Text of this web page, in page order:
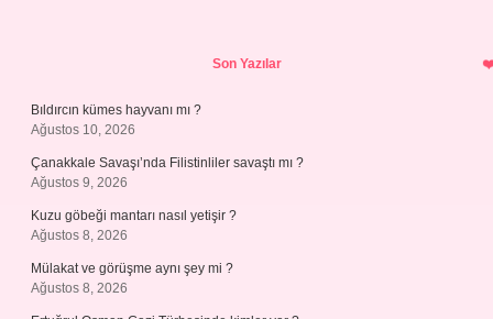
Son Yazılar
Bıldırcın kümes hayvanı mı ?
Ağustos 10, 2026
Çanakkale Savaşı’nda Filistinliler savaştı mı ?
Ağustos 9, 2026
Kuzu göbeği mantarı nasıl yetişir ?
Ağustos 8, 2026
Mülakat ve görüşme aynı şey mi ?
Ağustos 8, 2026